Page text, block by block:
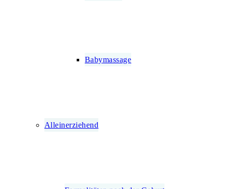
Babymassage
Alleinerziehend